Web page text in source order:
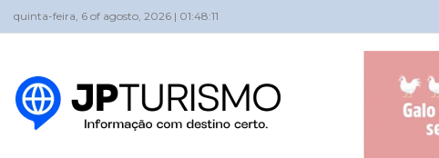
quinta-feira, 6 of agosto, 2026 | 01:48:11